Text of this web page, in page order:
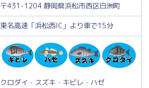
〒431-1204 静岡県浜松市西区白洲町
東名高速「浜松西IC」より車で15分
クロダイ・スズキ・キビレ・ハゼ